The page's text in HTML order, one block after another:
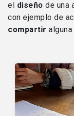
el diseño de una
con ejemplo de
compartir